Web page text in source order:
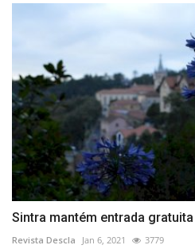
Sintra mantém entrada
Revista Descla Jan 6, 2021 3779